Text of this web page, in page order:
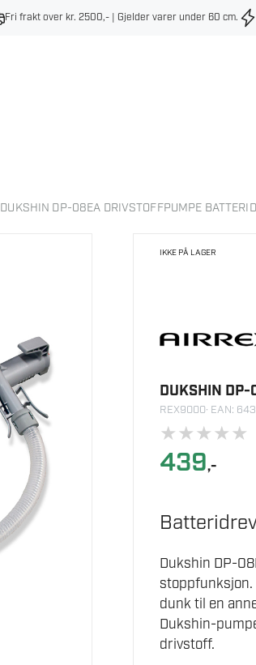
Fri frakt over kr. 2500,- | Gjelder varer under 60 cm.
DUKSHIN DP-08EA DRIVSTOFFPUMPE
IKKE PÅ LAGER
DUKSHIN DP-
REX9000· EAN:
★★★★★
439,-
Dukshin DP-
dunk til en
Dukshin-
drivstoff.